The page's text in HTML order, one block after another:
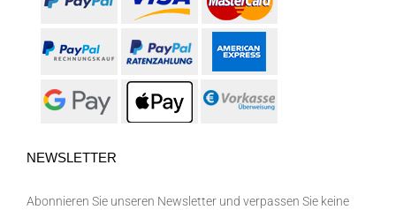
NEWSLETTER
Abonnieren Sie unseren Newsletter und verpassen Sie keine